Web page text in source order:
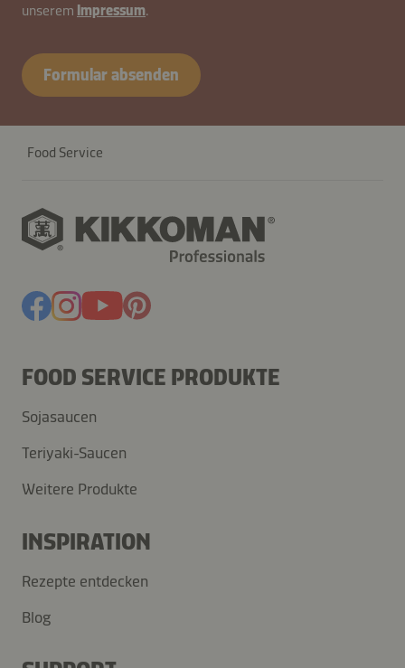
unserem Impressum.
Formular absenden
Food Service
FOOD SERVICE PRODUKTE
Sojasaucen
Teriyaki-Saucen
Weitere Produkte
INSPIRATION
Rezepte entdecken
Blog